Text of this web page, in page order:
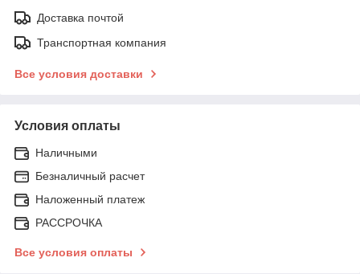
Доставка почтой
Транспортная компания
Все условия доставки
Условия оплаты
Наличными
Безналичный расчет
Наложенный платеж
РАССРОЧКА
Все условия оплаты